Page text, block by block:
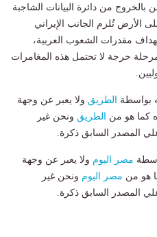
من دائرة البيانات الشاجبة
الأرض تُلزم الجانب الإيراني
مقدرات الشعوب العربية،
حرجة لا تحتمل هذه المغامرات
بواسطة الطريق ولا يعبر عن وجهة
كما هو من الطريق ونحن غير
المصدر السابق ذكرة.
مصر اليوم ولا يعبر عن وجهة
هو من مصر اليوم ونحن غير
المصدر السابق ذكرة.